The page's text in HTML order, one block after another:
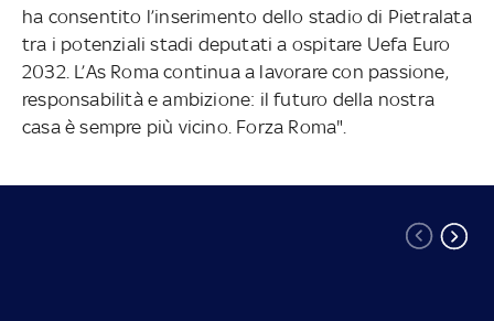
ha consentito l’inserimento dello stadio di Pietralata
tra i potenziali stadi deputati a ospitare Uefa Euro
2032. L’As Roma continua a lavorare con passione,
responsabilità e ambizione: il futuro della nostra
casa è sempre più vicino. Forza Roma".